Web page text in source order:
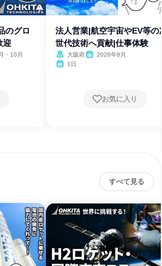
のグロ
迎
・10月
法人営業|航空宇宙やEV等の
世代技術へ貢献|仕事体験
大阪府
2026年8月
1日
お気に入り
すべて見る